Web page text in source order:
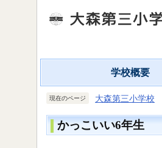
学校概要
現在のページ 大森第三小学校
かっこいい6年生